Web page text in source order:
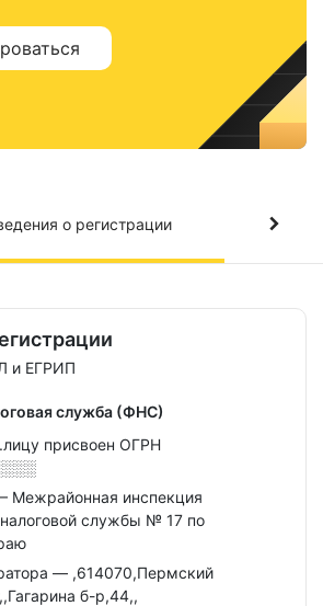
о регистрации
и ЕГРИП
служба (ФНС)
присвоен ОГРН
Межрайонная инспекция
службы № 17 по
— ,614070,Пермский
б-р,44,,